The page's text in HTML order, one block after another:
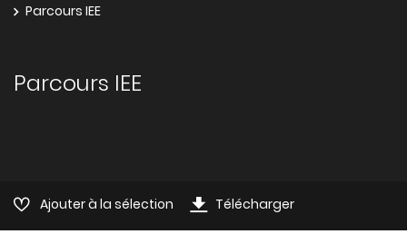
Parcours IEE
Parcours IEE
Ajouter à la sélection Télécharger